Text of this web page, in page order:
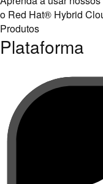
o Red Hat® Hybrid
Produtos
Plataforma